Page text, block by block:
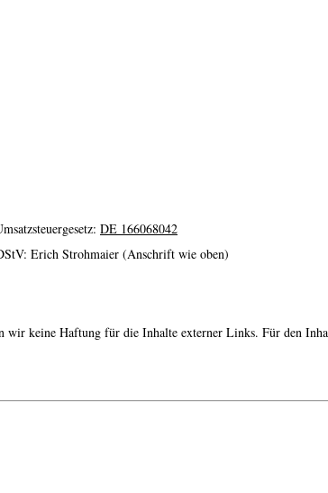
DE 166068042
Erich Strohmaier (Anschrift wie oben)
keine Haftung für die Inhalte externer Links. Für den